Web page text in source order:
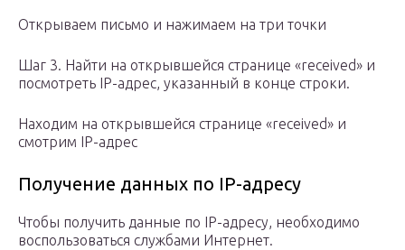
Открываем письмо и нажимаем на три точки
Шаг 3. Найти на открывшейся странице «received» и
посмотреть IP-адрес, указанный в конце строки.
Находим на открывшейся странице «received» и
смотрим IP-адрес
Получение данных по IP-адресу
Чтобы получить данные по IP-адресу, необходимо
воспользоваться службами Интернет.